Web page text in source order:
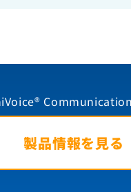
製品情報を見る